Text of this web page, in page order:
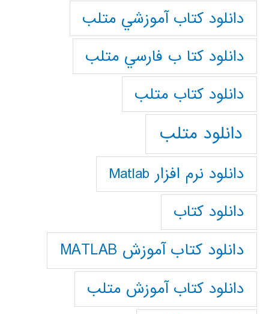
دانلود كتاب آموزشي متلب
دانلود كتا ب فارسي متلب
دانلود كتاب متلب
دانلود متلب
دانلود نرم افزار Matlab
دانلود کتاب
دانلود کتاب آموزش MATLAB
دانلود کتاب آموزش متلب